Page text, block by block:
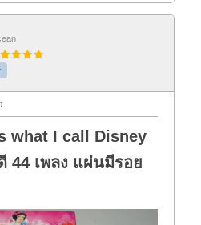
what I call Disney
44 เพลง แผ่นมีรอย